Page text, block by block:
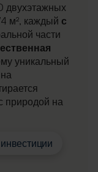
двухэтажных
м², каждый с
части
уникальный
природой на